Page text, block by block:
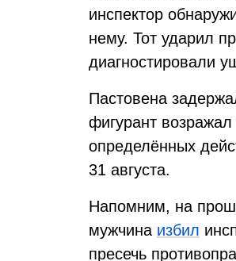
инспектор
нему. Тот ударил
диагностировали
Пастовена
фигурант
определённых
31 августа.
Напомним, на
мужчина избил
пресечь